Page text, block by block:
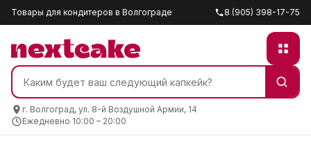
Товары для кондитеров в Волгограде 8 (905) 398-17-75
г. Волгоград, ул. 8-й Воздушной Армии, 14
Ежедневно 10:00 – 20:00